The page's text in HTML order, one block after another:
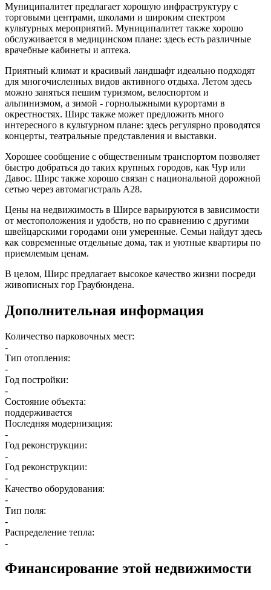
Муниципалитет предлагает хорошую инфраструктуру с
торговыми центрами, школами и широким спектром
культурных мероприятий. Муниципалитет также хорошо
обслуживается в медицинском плане: здесь есть различные
врачебные кабинеты и аптека.
Приятный климат и красивый ландшафт идеально подходят
для многочисленных видов активного отдыха. Летом здесь
можно заняться пешим туризмом, велоспортом и
альпинизмом, а зимой - горнолыжными курортами в
окрестностях. Ширс также может предложить много
интересного в культурном плане: здесь регулярно проводятся
концерты, театральные представления и выставки.
Хорошее сообщение с общественным транспортом позволяет
быстро добраться до таких крупных городов, как Чур или
Давос. Ширс также хорошо связан с национальной дорожной
сетью через автомагистраль A28.
Цены на недвижимость в Ширсе варьируются в зависимости
от местоположения и удобств, но по сравнению с другими
швейцарскими городами они умеренные. Семьи найдут здесь
как современные отдельные дома, так и уютные квартиры по
приемлемым ценам.
В целом, Ширс предлагает высокое качество жизни посреди
живописных гор Граубюндена.
Дополнительная информация
Количество парковочных мест:
-
Тип отопления:
-
Год постройки:
-
Состояние объекта:
поддерживается
Последняя модернизация:
-
Год реконструкции:
-
Год реконструкции:
-
Качество оборудования:
-
Тип поля:
-
Распределение тепла:
-
Финансирование этой недвижимости